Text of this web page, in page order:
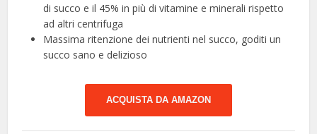
di succo e il 45% in più di vitamine e minerali rispetto
ad altri centrifuga
Massima ritenzione dei nutrienti nel succo, goditi un
succo sano e delizioso
ACQUISTA DA AMAZON